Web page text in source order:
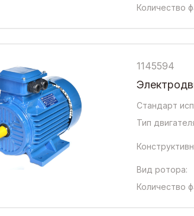
Количество
1145594
Стандарт
Тип
Вид ротора:
Количество